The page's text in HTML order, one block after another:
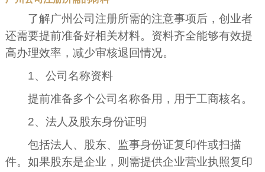
了解广州公司注册所需的注意事项后，创业者
还需要提前准备好相关材料。资料齐全能够有效提
高办理效率，减少审核退回情况。
1、公司名称资料
提前准备多个公司名称备用，用于工商核名。
2、法人及股东身份证明
包括法人、股东、监事身份证复印件或扫描
件。如果股东是企业，则需提供企业营业执照复印